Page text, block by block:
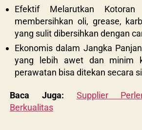
Efektif Melarutkan
membersihkan oli, grease,
yang sulit dibersihkan dengan
Ekonomis dalam Jangka
yang lebih awet dan minim
perawatan bisa ditekan secara
Baca Juga: Supplier
Berkualitas